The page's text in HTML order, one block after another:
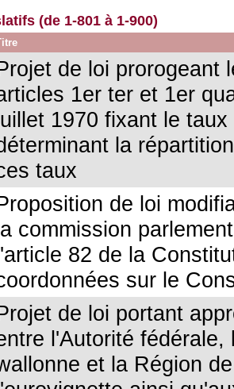
(de 1-801 à 1-900)
de loi prorogeant
1er ter et 1er
1970 fixant le
la
taux
de loi
commission
82 de la
sur le
de loi portant
l'Autorité
et la Région